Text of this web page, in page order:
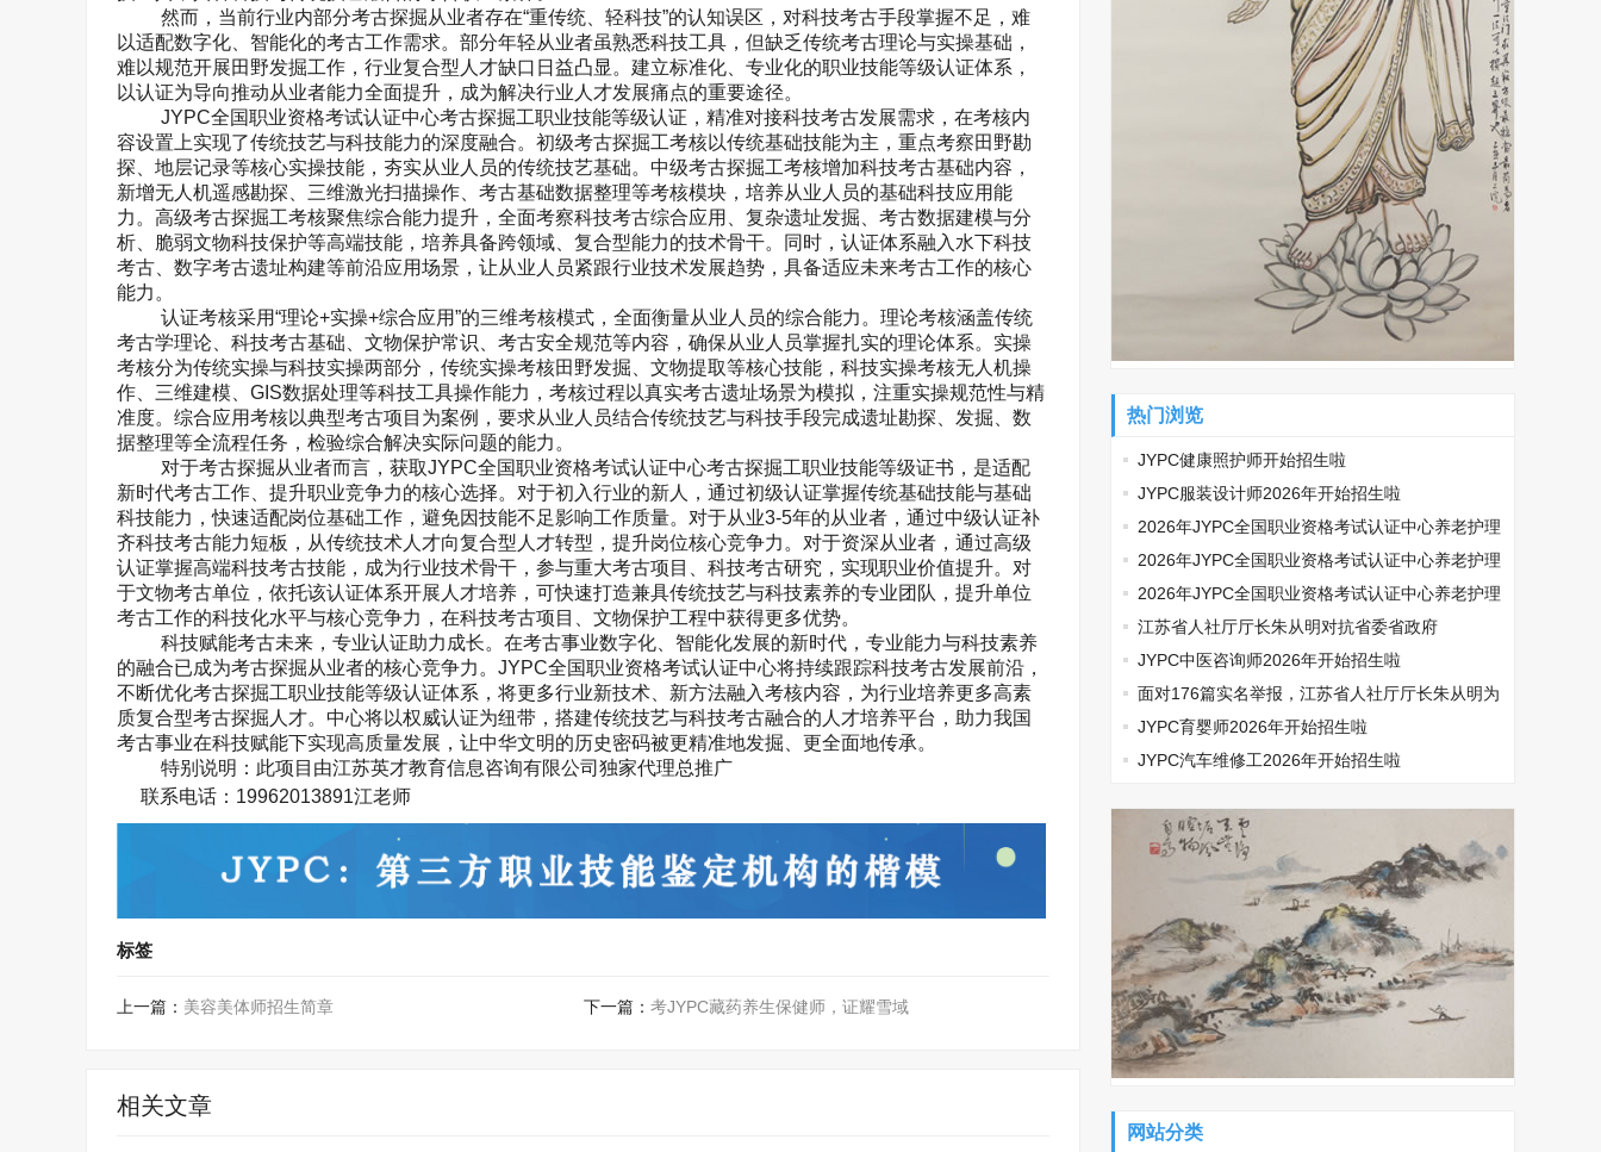
然而，当前行业内部分考古探掘从业者存在“重传统、轻科技”的认知误区，对科技考古手段掌握不足，难
以适配数字化、智能化的考古工作需求。部分年轻从业者虽熟悉科技工具，但缺乏传统考古理论与实操基础，
难以规范开展田野发掘工作，行业复合型人才缺口日益凸显。建立标准化、专业化的职业技能等级认证体系，
以认证为导向推动从业者能力全面提升，成为解决行业人才发展痛点的重要途径。
JYPC全国职业资格考试认证中心考古探掘工职业技能等级认证，精准对接科技考古发展需求，在考核内
容设置上实现了传统技艺与科技能力的深度融合。初级考古探掘工考核以传统基础技能为主，重点考察田野勘
探、地层记录等核心实操技能，夯实从业人员的传统技艺基础。中级考古探掘工考核增加科技考古基础内容，
新增无人机遥感勘探、三维激光扫描操作、考古基础数据整理等考核模块，培养从业人员的基础科技应用能
力。高级考古探掘工考核聚焦综合能力提升，全面考察科技考古综合应用、复杂遗址发掘、考古数据建模与分
析、脆弱文物科技保护等高端技能，培养具备跨领域、复合型能力的技术骨干。同时，认证体系融入水下科技
考古、数字考古遗址构建等前沿应用场景，让从业人员紧跟行业技术发展趋势，具备适应未来考古工作的核心
能力。
认证考核采用“理论+实操+综合应用”的三维考核模式，全面衡量从业人员的综合能力。理论考核涵盖传统
考古学理论、科技考古基础、文物保护常识、考古安全规范等内容，确保从业人员掌握扎实的理论体系。实操
考核分为传统实操与科技实操两部分，传统实操考核田野发掘、文物提取等核心技能，科技实操考核无人机操
作、三维建模、 GIS数据处理等科技工具操作能力，考核过程以真实考古遗址场景为模拟，注重实操规范性与精
准度。综合应用考核以典型考古项目为案例，要求从业人员结合传统技艺与科技手段完成遗址勘探、发掘、数
据整理等全流程任务，检验综合解决实际问题的能力。
对于考古探掘从业者而言，获取JYPC全国职业资格考试认证中心考古探掘工职业技能等级证书，是适配
新时代考古工作、提升职业竞争力的核心选择。对于初入行业的新人，通过初级认证掌握传统基础技能与基础
科技能力，快速适配岗位基础工作，避免因技能不足影响工作质量。对于从业3-5年的从业者，通过中级认证补
齐科技考古能力短板，从传统技术人才向复合型人才转型，提升岗位核心竞争力。对于资深从业者，通过高级
认证掌握高端科技考古技能，成为行业技术骨干，参与重大考古项目、科技考古研究，实现职业价值提升。对
于文物考古单位，依托该认证体系开展人才培养，可快速打造兼具传统技艺与科技素养的专业团队，提升单位
考古工作的科技化水平与核心竞争力，在科技考古项目、文物保护工程中获得更多优势。
科技赋能考古未来，专业认证助力成长。在考古事业数字化、智能化发展的新时代，专业能力与科技素养
的融合已成为考古探掘从业者的核心竞争力。 JYPC全国职业资格考试认证中心将持续跟踪科技考古发展前沿，
不断优化考古探掘工职业技能等级认证体系，将更多行业新技术、新方法融入考核内容，为行业培养更多高素
质复合型考古探掘人才。中心将以权威认证为纽带，搭建传统技艺与科技考古融合的人才培养平台，助力我国
考古事业在科技赋能下实现高质量发展，让中华文明的历史密码被更精准地发掘、更全面地传承。
特别说明：此项目由江苏英才教育信息咨询有限公司独家代理总推广
联系电话： 19962013891江老师
标签
上一篇： 美容美体师招生简章 下一篇： 考JYPC藏药养生保健师，证耀雪域
相关文章
热门浏览
JYPC健康照护师开始招生啦
JYPC服装设计师2026年开始招生啦
2026年JYPC全国职业资格考试认证中心养老护理
师开始报名啦
2026年JYPC全国职业资格考试认证中心养老护理
师开始报名啦
2026年JYPC全国职业资格考试认证中心养老护理
师开始报名啦
江苏省人社厅厅长朱从明对抗省委省政府
JYPC中医咨询师2026年开始招生啦
面对176篇实名举报，江苏省人社厅厅长朱从明为
何选择沉默
JYPC育婴师2026年开始招生啦
JYPC汽车维修工2026年开始招生啦
网站分类